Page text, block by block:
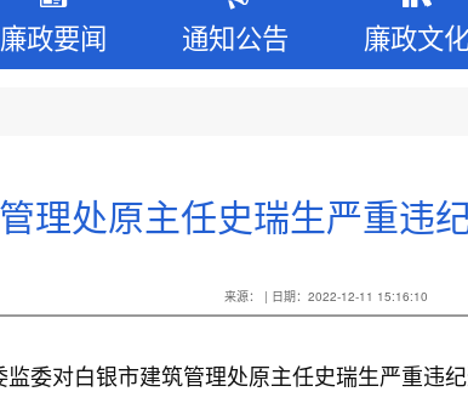
廉政要闻 通知公告 廉政文
理处原主任史瑞生严重违
来源： | 日期：2022-12-11 15:16:10
对白银市建筑管理处原主任史瑞生严重违纪